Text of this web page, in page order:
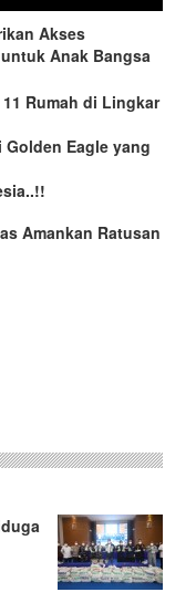
Akses
Anak Bangsa
Rumah di Lingkar
Golden Eagle yang
Amankan Ratusan